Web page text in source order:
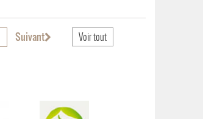
Voir tout
Suivant